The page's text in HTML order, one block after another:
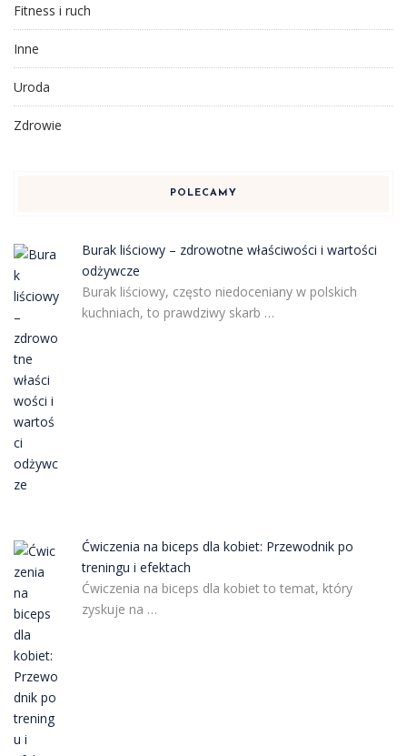
Fitness i ruch
Inne
Uroda
Zdrowie
POLECAMY
Burak liściowy – zdrowotne właściwości i wartości
odżywcze
Burak liściowy, często niedoceniany w polskich
kuchniach, to prawdziwy skarb …
Ćwiczenia na biceps dla kobiet: Przewodnik po
treningu i efektach
Ćwiczenia na biceps dla kobiet to temat, który
zyskuje na …